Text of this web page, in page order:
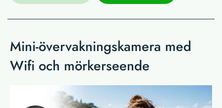
Mini-övervakningskamera med
Wifi och mörkerseende